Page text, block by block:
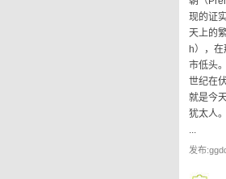
现的证
天上的
h），
市低头
世纪在
就是今
犹太人
...
发布